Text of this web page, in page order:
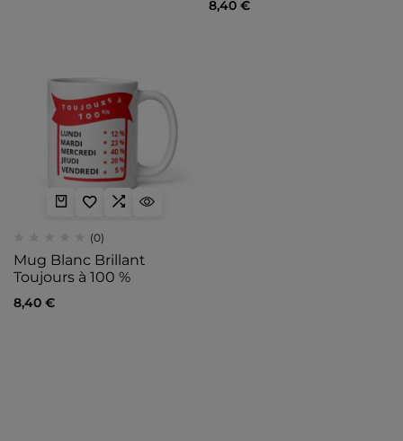
8,40 €
(0)
Mug Blanc Brillant
Toujours à 100 %
8,40 €